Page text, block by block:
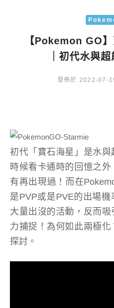
【Pokemon GO
｜初代水與
發佈於 2022-07-
初代「寶石海星」是水
時候看卡通時的回憶之
有再出現過！而在
是PVP或是PVE的出場
大量出沒的活動，反而
力捕捉！為何如此兩極
探討。